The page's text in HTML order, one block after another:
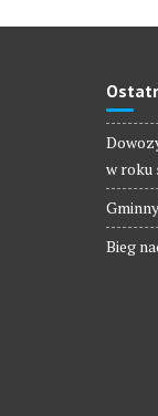
w roku
Bieg